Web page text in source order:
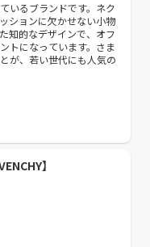
いるブランドです。ネク
ションに欠かせない小物
知的なデザインで、オフ
トになっています。さま
が、若い世代にも人気の
】